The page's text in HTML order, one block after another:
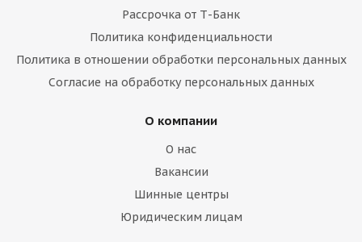
Рассрочка от Т-Банк
Политика конфиденциальности
Политика в отношении обработки персональных данных
Согласие на обработку персональных данных
О компании
О нас
Вакансии
Шинные центры
Юридическим лицам